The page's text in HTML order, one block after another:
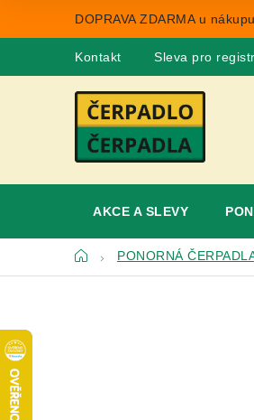
DOPRAVA ZDARMA u
Kontakt Sleva pro
AKCE A SLEVY
DomůPONORNÁ